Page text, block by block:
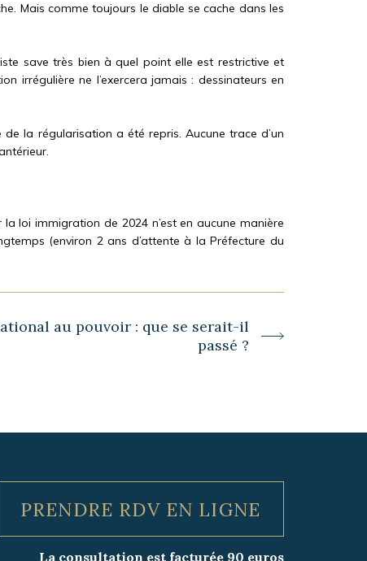
Mais comme toujours le diable se cache dans les
save très bien à quel point elle est restrictive et
irrégulière ne l’exercera jamais : dessinateurs en
la régularisation a été repris. Aucune trace d’un
loi immigration de 2024 n’est en aucune manière
(environ 2 ans d’attente à la Préfecture du
au pouvoir : que se serait-il
passé ?
PRENDRE RDV EN LIGNE
La consultation est facturée 90 euros